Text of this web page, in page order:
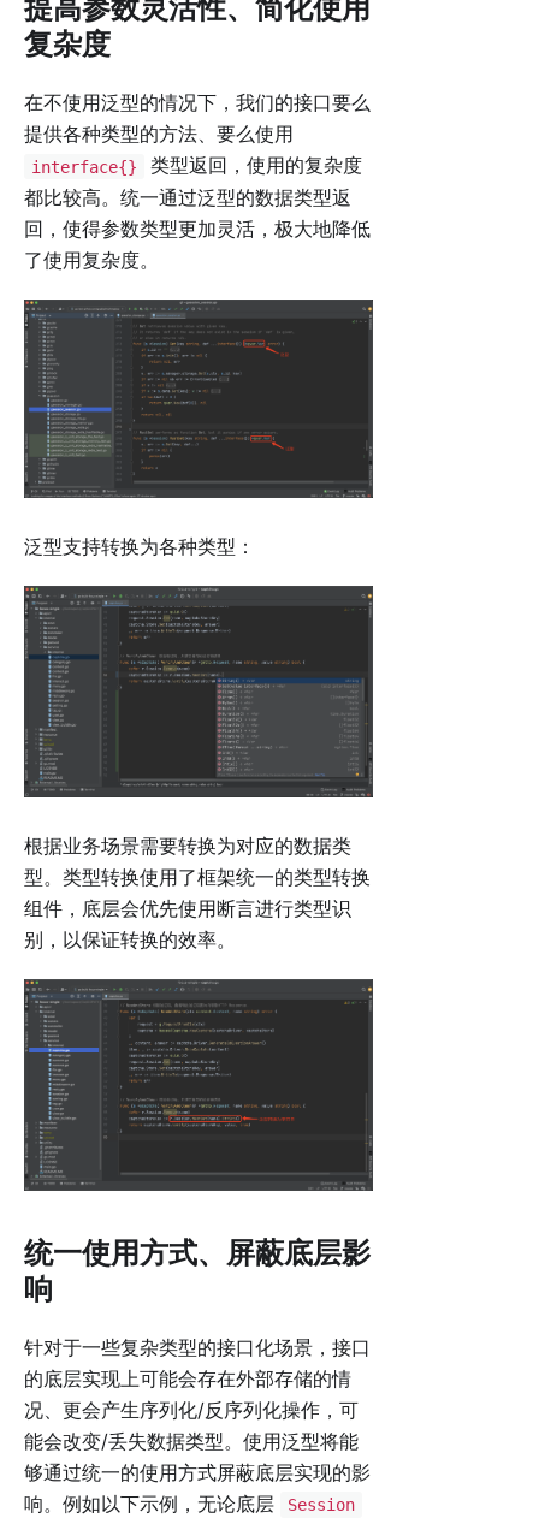
提高参数灵活性、简化使用
复杂度
在不使用泛型的情况下，我们的接口要么
提供各种类型的方法、要么使用
interface{}
类型返回，使用的复杂度
都比较高。统一通过泛型的数据类型返
回，使得参数类型更加灵活，极大地降低
了使用复杂度。
泛型支持转换为各种类型：
根据业务场景需要转换为对应的数据类
型。类型转换使用了框架统一的类型转换
组件，底层会优先使用断言进行类型识
别，以保证转换的效率。
统一使用方式、屏蔽底层影
响
针对于一些复杂类型的接口化场景，接口
的底层实现上可能会存在外部存储的情
况、更会产生序列化/反序列化操作，可
能会改变/丢失数据类型。使用泛型将能
够通过统一的使用方式屏蔽底层实现的影
响。例如以下示例，无论底层
Session